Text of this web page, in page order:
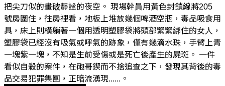
把尖刀似的畫破靜謐的夜空。 現場幹員用黃色封鎖線將205
號房圍住，往房裡看，地板上堆放幾個啤酒空瓶，毒品吸食用
具，床上則橫躺著一個用透明塑膠袋將頭部緊緊綁住的女人，
塑膠袋已經沒有吸氣或呼氣的跡象，僅有幾滴水珠，手臂上青
一塊紫一塊，不知是生前受傷或是死亡後產生的屍斑。 一件
看似自殺的案件，在砲哥鍥而不捨追查之下，發現其背後的毒
品交易犯罪集團，正暗流湧現......。